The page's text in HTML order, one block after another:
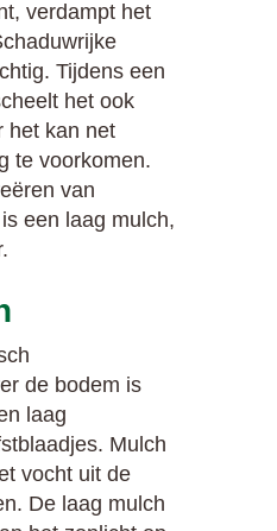
verdampt het
Tijdens een
het ook
het kan net
te voorkomen.
van
een laag mulch,
de bodem is
laag
Mulch
vocht uit de
De laag mulch